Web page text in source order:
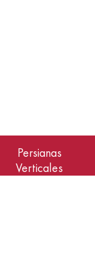
Persianas
Verticales